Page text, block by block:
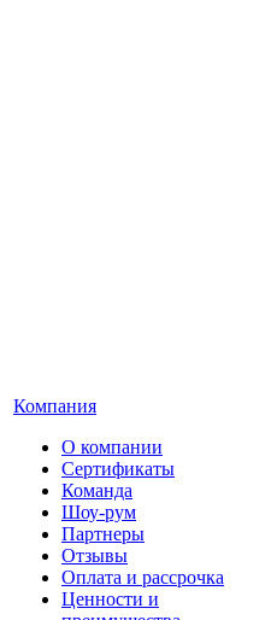
Компания
О компании
Сертификаты
Команда
Шоу-рум
Партнеры
Отзывы
Оплата и рассрочка
Ценности и